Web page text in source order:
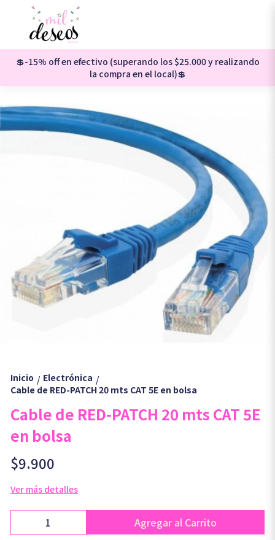
💲-15% off en efectivo (superando los $25.000 y realizando
la compra en el local)💲
Inicio / Electrónica /
Cable de RED-PATCH 20 mts CAT 5E en bolsa
Cable de RED-PATCH 20 mts CAT 5E
en bolsa
$9.900
Ver más detalles
Agregar al Carrito